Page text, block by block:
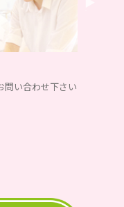
い合わせ下さい